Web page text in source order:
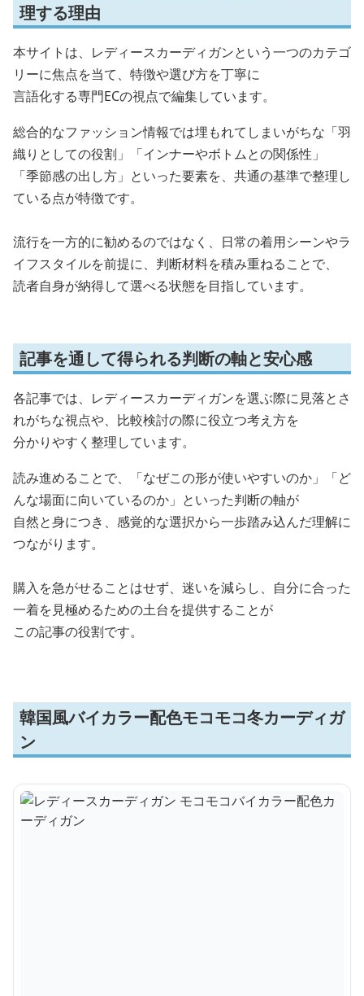
理する理由
本サイトは、レディースカーディガンという一つのカテゴ
リーに焦点を当て、特徴や選び方を丁寧に
言語化する専門ECの視点で編集しています。
総合的なファッション情報では埋もれてしまいがちな「羽
織りとしての役割」「インナーやボトムとの関係性」
「季節感の出し方」といった要素を、共通の基準で整理し
ている点が特徴です。
流行を一方的に勧めるのではなく、日常の着用シーンやラ
イフスタイルを前提に、判断材料を積み重ねることで、
読者自身が納得して選べる状態を目指しています。
記事を通して得られる判断の軸と安心感
各記事では、レディースカーディガンを選ぶ際に見落とさ
れがちな視点や、比較検討の際に役立つ考え方を
分かりやすく整理しています。
読み進めることで、「なぜこの形が使いやすいのか」「ど
んな場面に向いているのか」といった判断の軸が
自然と身につき、感覚的な選択から一歩踏み込んだ理解に
つながります。
購入を急がせることはせず、迷いを減らし、自分に合った
一着を見極めるための土台を提供することが
この記事の役割です。
韓国風バイカラー配色モコモコ冬カーディガ
ン